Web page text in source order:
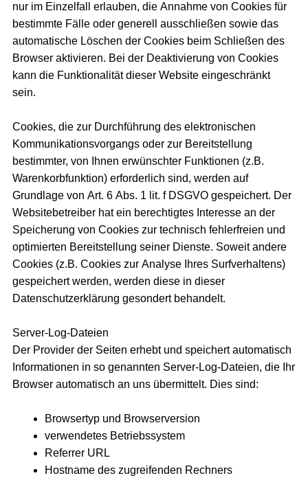
nur im Einzelfall erlauben, die Annahme von Cookies für
bestimmte Fälle oder generell ausschließen sowie das
automatische Löschen der Cookies beim Schließen des
Browser aktivieren. Bei der Deaktivierung von Cookies
kann die Funktionalität dieser Website eingeschränkt
sein.
Cookies, die zur Durchführung des elektronischen
Kommunikationsvorgangs oder zur Bereitstellung
bestimmter, von Ihnen erwünschter Funktionen (z.B.
Warenkorbfunktion) erforderlich sind, werden auf
Grundlage von Art. 6 Abs. 1 lit. f DSGVO gespeichert. Der
Websitebetreiber hat ein berechtigtes Interesse an der
Speicherung von Cookies zur technisch fehlerfreien und
optimierten Bereitstellung seiner Dienste. Soweit andere
Cookies (z.B. Cookies zur Analyse Ihres Surfverhaltens)
gespeichert werden, werden diese in dieser
Datenschutzerklärung gesondert behandelt.
Server-Log-Dateien
Der Provider der Seiten erhebt und speichert automatisch
Informationen in so genannten Server-Log-Dateien, die Ihr
Browser automatisch an uns übermittelt. Dies sind:
Browsertyp und Browserversion
verwendetes Betriebssystem
Referrer URL
Hostname des zugreifenden Rechners